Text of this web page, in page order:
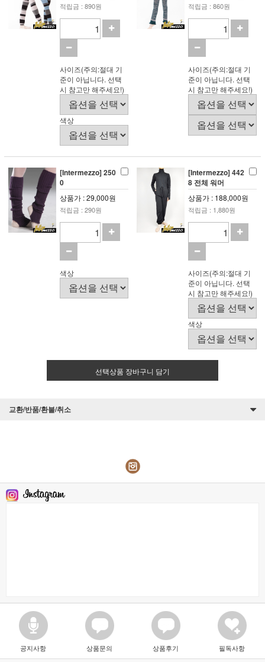
적립금 : 890원
사이즈(주의:절대 기
준이 아닙니다. 선택
시 참고만 해주세요!)
색상
적립금 : 860원
사이즈(주의:절대 기
준이 아닙니다. 선택
시 참고만 해주세요!)
[Intermezzo] 250
0
상품가 : 29,000원
적립금 : 290원
색상
[Intermezzo] 442
8 전체 워머
상품가 : 188,000원
적립금 : 1,880원
사이즈(주의:절대 기
준이 아닙니다. 선택
시 참고만 해주세요!)
색상
선택상품 장바구니 담기
교환/반품/환불/취소
공지사항 상품문의 상품후기 필독사항